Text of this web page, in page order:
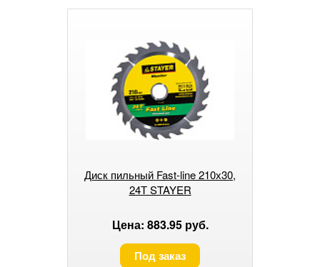
Диск пильный Fast-line 210х30,
24Т STAYER
Цена: 883.95 руб.
Под заказ